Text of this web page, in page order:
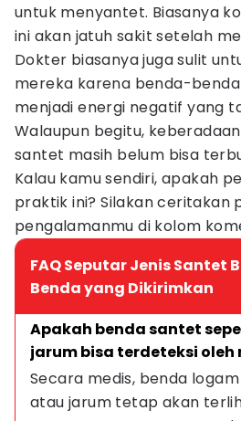
untuk menyantet. Biasanya
ini akan jatuh sakit setelah
Dokter biasanya juga sulit
mereka karena benda-
menjadi energi negatif yang
Walaupun begitu,
santet masih belum bisa
Kalau kamu sendiri, apakah
praktik ini? Silakan ceritakan
pengalamanmu di kolom
FAQ Seputar Jenis Santet
Benda yang Dikirimkan
Apakah benda santet
jarum bisa terdeteksi oleh
Secara medis, benda
atau jarum tetap akan